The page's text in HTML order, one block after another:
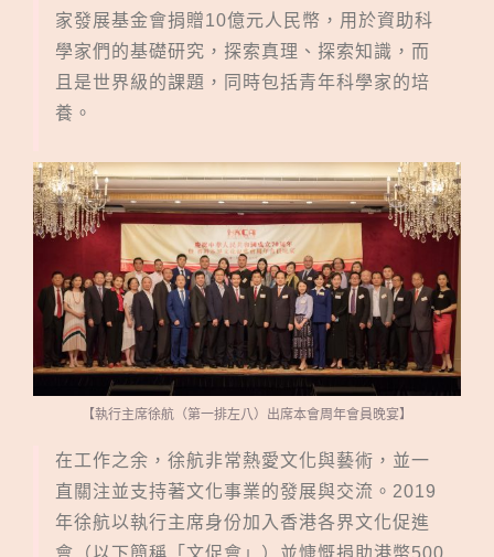
家發展基金會捐贈10億元人民幣，用於資助科
學家們的基礎研究，探索真理、探索知識，而
且是世界級的課題，同時包括青年科學家的培
養。
【執行主席徐航（第一排左八）出席本會周年會員晚宴】
在工作之余，徐航非常熱愛文化與藝術，並一
直關注並支持著文化事業的發展與交流。2019
年徐航以執行主席身份加入香港各界文化促進
會（以下簡稱「文促會」）並慷慨捐助港幣500